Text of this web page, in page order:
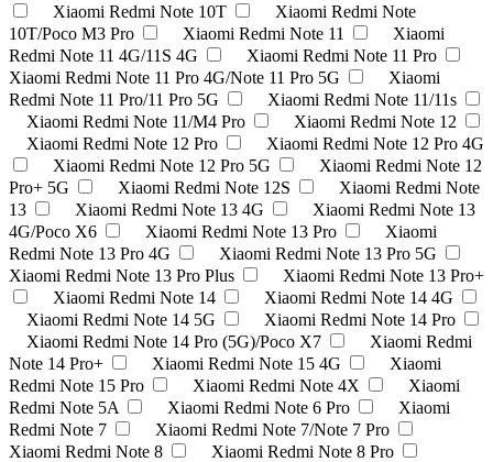
Xiaomi Redmi Note 10T
Xiaomi Redmi Note
10T/Poco M3 Pro
Xiaomi Redmi Note 11
Xiaomi
Redmi Note 11 4G/11S 4G
Xiaomi Redmi Note 11 Pro
Xiaomi Redmi Note 11 Pro 4G/Note 11 Pro 5G
Xiaomi
Redmi Note 11 Pro/11 Pro 5G
Xiaomi Redmi Note 11/11s
Xiaomi Redmi Note 11/M4 Pro
Xiaomi Redmi Note 12
Xiaomi Redmi Note 12 Pro
Xiaomi Redmi Note 12 Pro 4G
Xiaomi Redmi Note 12 Pro 5G
Xiaomi Redmi Note 12
Pro+ 5G
Xiaomi Redmi Note 12S
Xiaomi Redmi Note
13
Xiaomi Redmi Note 13 4G
Xiaomi Redmi Note 13
4G/Poco X6
Xiaomi Redmi Note 13 Pro
Xiaomi
Redmi Note 13 Pro 4G
Xiaomi Redmi Note 13 Pro 5G
Xiaomi Redmi Note 13 Pro Plus
Xiaomi Redmi Note 13 Pro+
Xiaomi Redmi Note 14
Xiaomi Redmi Note 14 4G
Xiaomi Redmi Note 14 5G
Xiaomi Redmi Note 14 Pro
Xiaomi Redmi Note 14 Pro (5G)/Poco X7
Xiaomi Redmi
Note 14 Pro+
Xiaomi Redmi Note 15 4G
Xiaomi
Redmi Note 15 Pro
Xiaomi Redmi Note 4X
Xiaomi
Redmi Note 5A
Xiaomi Redmi Note 6 Pro
Xiaomi
Redmi Note 7
Xiaomi Redmi Note 7/Note 7 Pro
Xiaomi Redmi Note 8
Xiaomi Redmi Note 8 Pro